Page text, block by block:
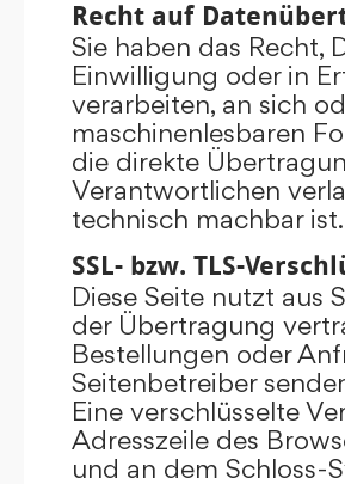
Recht auf
Sie haben das Recht,
Einwilligung oder in
verarbeiten, an sich
maschinenlesbaren
die direkte
Verantwortlichen
technisch machbar ist.
SSL- bzw. TLS-
Diese Seite nutzt aus
der Übertragung
Bestellungen oder
Seitenbetreiber
Eine verschlüsselte
Adresszeile des
und an dem Schloss-